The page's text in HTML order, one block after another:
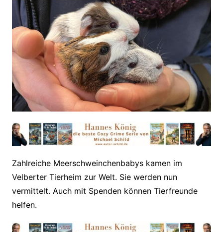
Zahlreiche Meerschweinchenbabys kamen im
Velberter Tierheim zur Welt. Sie werden nun
vermittelt. Auch mit Spenden können Tierfreunde
helfen.